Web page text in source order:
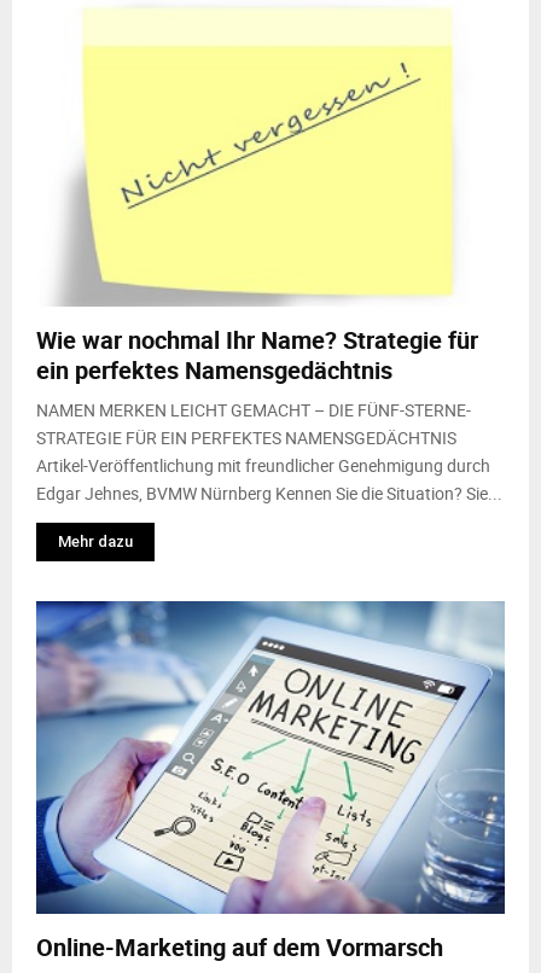
Wie war nochmal Ihr Name? Strategie für
ein perfektes Namensgedächtnis
NAMEN MERKEN LEICHT GEMACHT – DIE FÜNF-STERNE-
STRATEGIE FÜR EIN PERFEKTES NAMENSGEDÄCHTNIS
Artikel-Veröffentlichung mit freundlicher Genehmigung durch
Edgar Jehnes, BVMW Nürnberg Kennen Sie die Situation? Sie...
Mehr dazu
Online-Marketing auf dem Vormarsch